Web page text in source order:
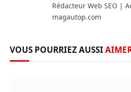
Rédacteur Web SEO |
magautop.com
VOUS POURRIEZ AUSSI